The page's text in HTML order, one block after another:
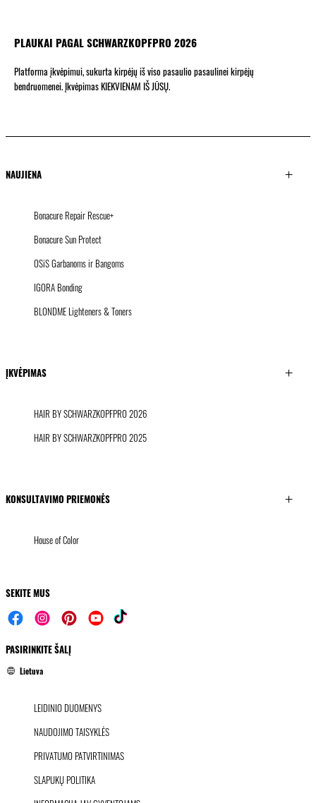
PLAUKAI PAGAL SCHWARZKOPFPRO 2026
Platforma įkvėpimui, sukurta kirpėjų iš viso pasaulio pasaulinei kirpėjų
bendruomenei. Įkvėpimas KIEKVIENAM IŠ JŪSŲ.
NAUJIENA
Bonacure Repair Rescue+
Bonacure Sun Protect
OSiS Garbanoms ir Bangoms
IGORA Bonding
BLONDME Lighteners & Toners
ĮKVĖPIMAS
HAIR BY SCHWARZKOPFPRO 2026
HAIR BY SCHWARZKOPFPRO 2025
KONSULTAVIMO PRIEMONĖS
House of Color
SEKITE MUS
PASIRINKITE ŠALĮ
Lietuva
LEIDINIO DUOMENYS
NAUDOJIMO TAISYKLĖS
PRIVATUMO PATVIRTINIMAS
SLAPUKŲ POLITIKA